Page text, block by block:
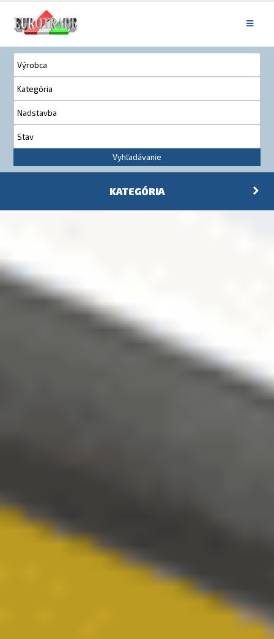
Vyhľadávanie
KATEGÓRIA